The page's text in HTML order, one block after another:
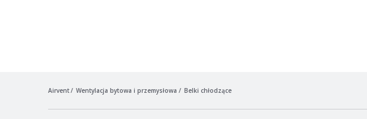
Airvent Wentylacja bytowa i przemysłowa Belki chłodzące